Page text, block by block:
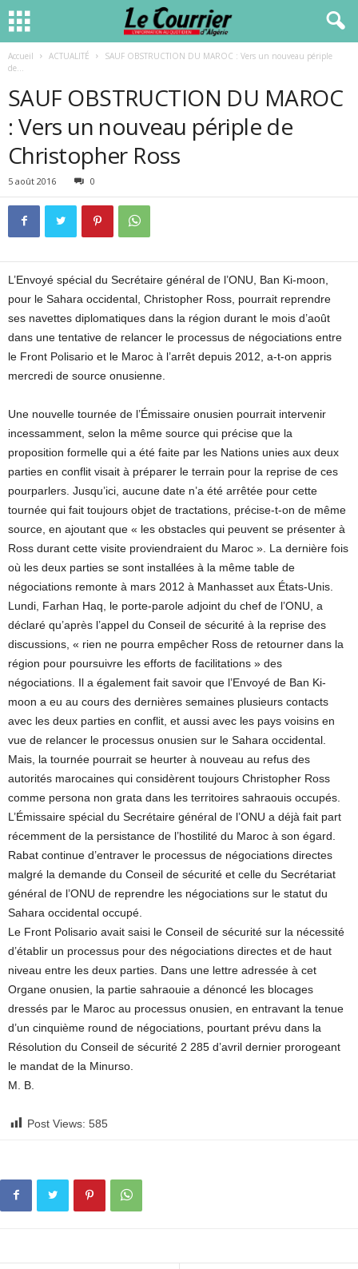
Accueil ACTUALITÉ
SAUF OBSTRUCTION DU MAROC : Vers un nouveau périple
de...
SAUF OBSTRUCTION DU MAROC
: Vers un nouveau périple de
Christopher Ross
5 août 2016 0
L’Envoyé spécial du Secrétaire général de l’ONU, Ban Ki-moon,
pour le Sahara occidental, Christopher Ross, pourrait reprendre
ses navettes diplomatiques dans la région durant le mois d’août
dans une tentative de relancer le processus de négociations entre
le Front Polisario et le Maroc à l’arrêt depuis 2012, a-t-on appris
mercredi de source onusienne.
Une nouvelle tournée de l’Émissaire onusien pourrait intervenir
incessamment, selon la même source qui précise que la
proposition formelle qui a été faite par les Nations unies aux deux
parties en conflit visait à préparer le terrain pour la reprise de ces
pourparlers. Jusqu’ici, aucune date n’a été arrêtée pour cette
tournée qui fait toujours objet de tractations, précise-t-on de même
source, en ajoutant que « les obstacles qui peuvent se présenter à
Ross durant cette visite proviendraient du Maroc ». La dernière fois
où les deux parties se sont installées à la même table de
négociations remonte à mars 2012 à Manhasset aux États-Unis.
Lundi, Farhan Haq, le porte-parole adjoint du chef de l’ONU, a
déclaré qu’après l’appel du Conseil de sécurité à la reprise des
discussions, « rien ne pourra empêcher Ross de retourner dans la
région pour poursuivre les efforts de facilitations » des
négociations. Il a également fait savoir que l’Envoyé de Ban Ki-
moon a eu au cours des dernières semaines plusieurs contacts
avec les deux parties en conflit, et aussi avec les pays voisins en
vue de relancer le processus onusien sur le Sahara occidental.
Mais, la tournée pourrait se heurter à nouveau au refus des
autorités marocaines qui considèrent toujours Christopher Ross
comme persona non grata dans les territoires sahraouis occupés.
L’Émissaire spécial du Secrétaire général de l’ONU a déjà fait part
récemment de la persistance de l’hostilité du Maroc à son égard.
Rabat continue d’entraver le processus de négociations directes
malgré la demande du Conseil de sécurité et celle du Secrétariat
général de l’ONU de reprendre les négociations sur le statut du
Sahara occidental occupé.
Le Front Polisario avait saisi le Conseil de sécurité sur la nécessité
d’établir un processus pour des négociations directes et de haut
niveau entre les deux parties. Dans une lettre adressée à cet
Organe onusien, la partie sahraouie a dénoncé les blocages
dressés par le Maroc au processus onusien, en entravant la tenue
d’un cinquième round de négociations, pourtant prévu dans la
Résolution du Conseil de sécurité 2 285 d’avril dernier prorogeant
le mandat de la Minurso.
M. B.
Post Views: 585